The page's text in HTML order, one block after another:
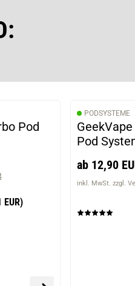
Pod
EUR)
PODSYSTEME
Pod
ab 12,90
inkl. MwSt. zzgl.